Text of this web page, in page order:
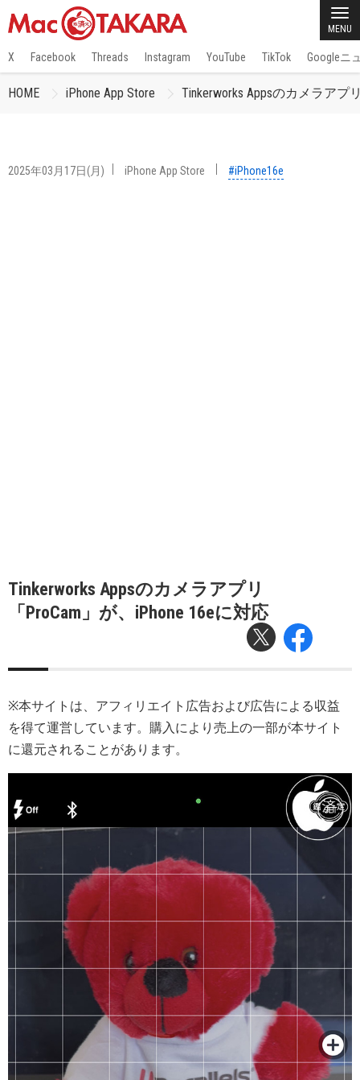
MENU
X Facebook Threads Instagram YouTube TikTok Googleニ
HOME iPhone App Store Tinkerworks Appsのカメラアプ
2025年03月17日(月) iPhone App Store #iPhone16e
Tinkerworks Appsのカメラアプリ
「ProCam」が、iPhone 16eに対応
※本サイトは、アフィリエイト広告および広告による収益
を得て運営しています。購入により売上の一部が本サイト
に還元されることがあります。